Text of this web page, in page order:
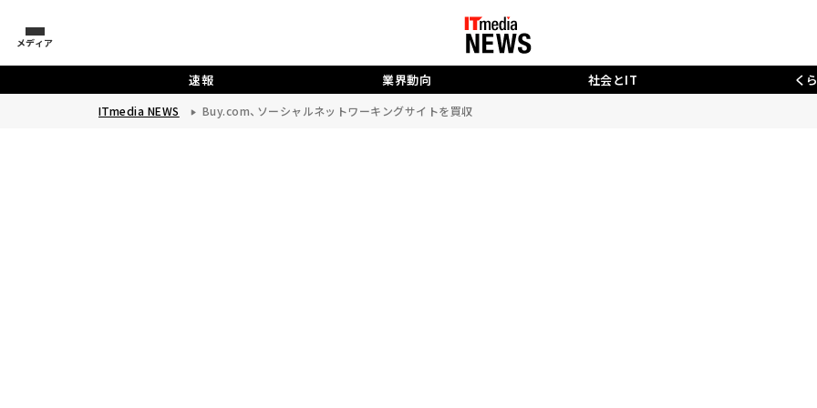
メディア
速報 業界動向 社会とIT く
ITmedia NEWS Buy.com、ソーシャルネットワーキングサイトを買収